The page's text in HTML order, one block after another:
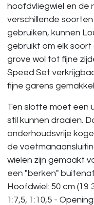
hoofdvliegwiel en de
verschillende
gebruiken, kunnen
gebruikt om elk
grove wol tot fijne
Speed ​​Set
fijne garens
Ten slotte moet een
stil kunnen draaien.
onderhoudsvrije
de
wielen zijn gemaakt
een "berken"
Hoofdwiel: 50 cm (19
1:7,5, 1:10,5 -